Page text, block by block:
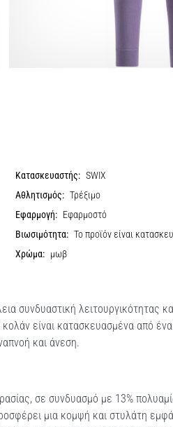
Κατασκευαστής: SWIX
Αθλητισμός: Τρέξιμο
Εφαρμογή: Εφαρμοστό
Βιωσιμότητα: Το προϊόν είναι
Χρώμα: μωβ
συνδυαστική λειτουργικότητας
κολάν είναι κατασκευασμένα από
και άνεση.
σε συνδυασμό με 13%
μια κομψή και στυλάτη